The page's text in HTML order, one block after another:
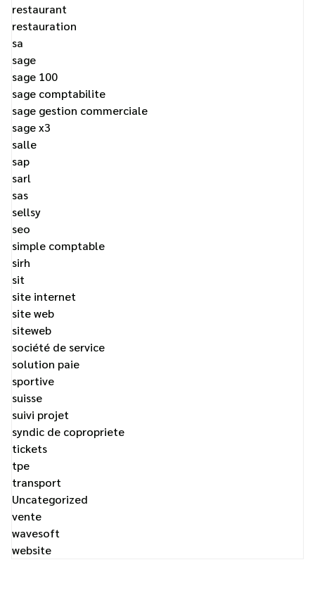
restaurant
restauration
sa
sage
sage 100
sage comptabilite
sage gestion commerciale
sage x3
salle
sap
sarl
sas
sellsy
seo
simple comptable
sirh
sit
site internet
site web
siteweb
société de service
solution paie
sportive
suisse
suivi projet
syndic de copropriete
tickets
tpe
transport
Uncategorized
vente
wavesoft
website